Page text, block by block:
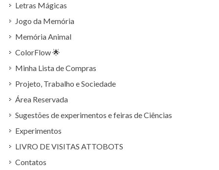
Letras Mágicas
Jogo da Memória
Memória Animal
ColorFlow 🌟
Minha Lista de Compras
Projeto, Trabalho e Sociedade
Área Reservada
Sugestões de experimentos e feiras de Ciências
Experimentos
LIVRO DE VISITAS ATTOBOTS
Contatos